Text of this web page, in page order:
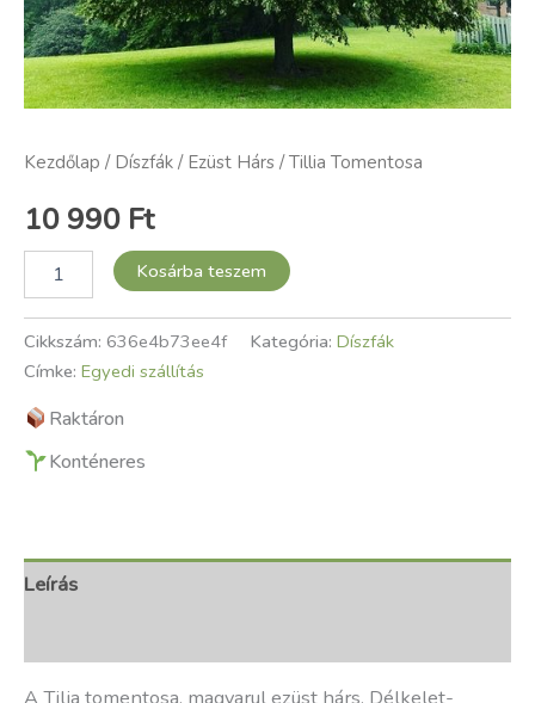
Kezdőlap / Díszfák / Ezüst Hárs / Tillia Tomentosa
10 990 Ft
Kosárba teszem
Cikkszám: 636e4b73ee4f Kategória: Díszfák
Címke: Egyedi szállítás
Raktáron
Konténeres
Leírás